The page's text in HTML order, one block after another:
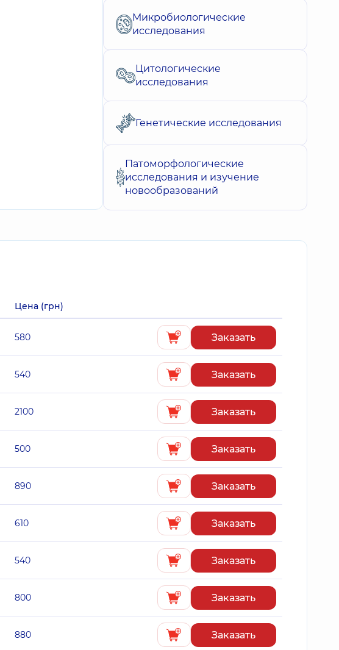
Микробиологические
исследования
Цитологические
исследования
Генетические исследования
Патоморфологические
исследования и изучение
новообразований
Цена (грн)
580 Заказать
540 Заказать
2100 Заказать
500 Заказать
890 Заказать
610 Заказать
540 Заказать
800 Заказать
880 Заказать